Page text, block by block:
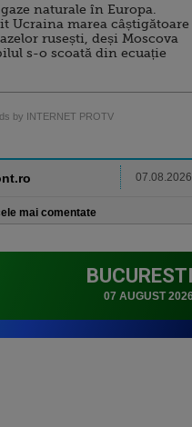
naturale în Europa.
Ucraina marea câștigătoare
rusești, deși Moscova
s-o scoată din ecuație
by INTERNET PROTV
07.08.2026
mai comentate